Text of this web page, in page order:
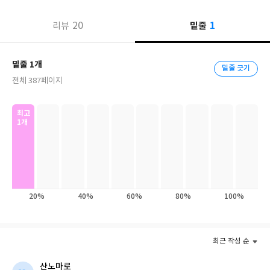
리뷰 20 밑줄 1
밑줄 1개
전체 387페이지
밑줄 긋기
최고
1개
20% 40% 60% 80% 100%
최근 작성 순
산노마로